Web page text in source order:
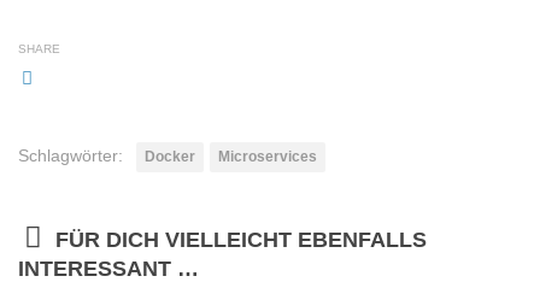
SHARE
Schlagwörter: Docker Microservices
FÜR DICH VIELLEICHT EBENFALLS
INTERESSANT …